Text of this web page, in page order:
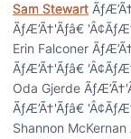
Sam Stewart
ÃƒÆ’Ã†'Ãƒâ€
Erin Falconer
ÃƒÆ’Ã†'Ãƒâ€
Oda Gjerde
ÃƒÆ’Ã†'Ãƒâ€
Shannon McKernan